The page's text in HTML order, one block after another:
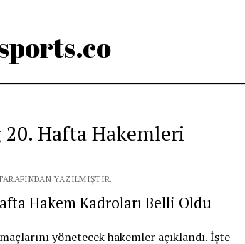
Hafta Hakemleri
YAZILMIŞTIR.
Hakem Kadroları Belli Oldu
yönetecek hakemler açıklandı. İşte